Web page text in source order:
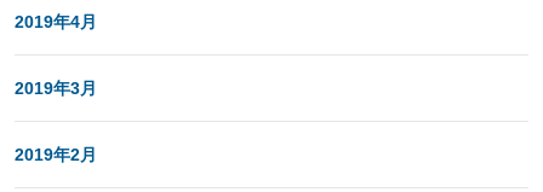
2019年4月
2019年3月
2019年2月